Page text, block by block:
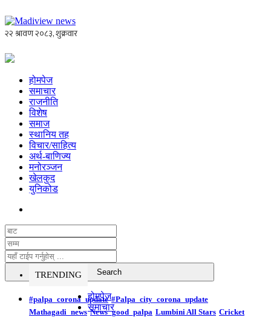
होमपेज
समाचार
राजनीति
विशेष
समाज
स्थानिय तह
विचार/साहित्य
अर्थ-बाणिज्य
मनोरञ्जन
खेलकुद
युनिकोड
TRENDING
#palpa_corona_update #Palpa_city_corona_update
Mathagadi_news News_good_palpa Lumbini All Stars Cricket
होमपेज
समाचार